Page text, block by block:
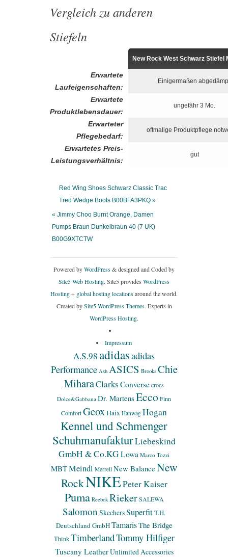
Vergleich zu anderen
Stiefeln
New Rock West Schwarz Stiefel
Erwartete
Laufeigenschaften:
Einigermaßen
Erwartete
Produktlebensdauer:
ungefähr 3 Mo.
Erwarteter
Pflegebedarf:
oftmalige Produktpflege
Erwartetes Preis-
Leistungsverhältnis:
gut
Red Wing Shoes Schwarz Classic Trac
Tred Wedge Boots B00BFA3PKQ »
« Jimmy Choo Burnt Orange, Damen
Pumps Braun Dunkelbraun 40 (7 UK)
B00G9XTCTW
Powered byWordPress& designed and Coded by
Site5 Web Hosting. Site5 provides WordPress
Hosting+ global hosting locationsaround the world.
Created bySite5 WordPress Themes. Experts in
WordPress Hosting.
Impressum
A.S.98adidasadidas
Performance Ash ASICS Brooks Chie
MiharaClarks Conversecrocs
Dolce&Gabbana Dr. MartensEccoFinn
ComfortGeoxHaix Hanwag Hogan
Kennel und Schmenger
SchuhmanufakturLiebeskind
GmbH & Co.KG Lowa Marco Tozzi
MBTMeindl Merrell New Balance New
RockNIKEPeter Kaiser
Puma Reebok Rieker SALEWA
Salomon SkechersSuperfitT.H.
Deutschland GmbHTamarisThe Bridge
Think TimberlandTommy Hilfiger
Tuscany LeatherUnlimited Accessories